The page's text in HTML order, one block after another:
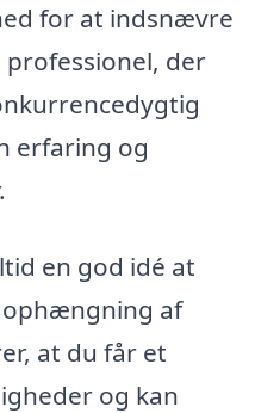
for at indsnævre
der
erfaring og
en god idé at
af
at du får et
og kan